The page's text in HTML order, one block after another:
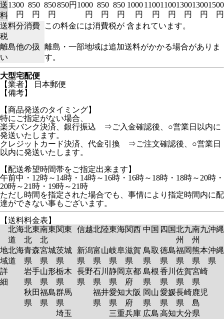
送
料
1300
円
850
円
850
円
850円 1000
円
850
円
850
円
1000
円
1100
円
1100
円
1300
円
1300
円
1500
円
送料分消費
税
この料金には消費税が 含まれています。
離島他の扱
い
離島・一部地域は追加送料がかかる場合がありま
す。
大型宅配便
【業者】 日本郵便
【備考】
【商品発送のタイミング】
特にご指定がない場合、
楽天バンク決済、銀行振込 ⇒ご入金確認後、○営業日以内に
発送いたします。
クレジットカード決済、代金引換 ⇒ご注文確認後、○営業日
以内に発送いたします。
【配送希望時間帯をご指定出来ます】
午前中・12時～14時・14時～16時・16時～18時・18時～20時・
20時～21時・19時～21時
ただし時間を指定された場合でも、事情により指定時間内に配
達ができない事もございます。
【送料料金表】
北海
道
北東
北
南東
北
関東 信越北陸東海関西 中国 四国北九
州
南九
州
沖縄
地
域
詳
細
北海
道
青森
県
岩手
県
秋田
県
宮城
県
山形
県
福島
県
茨城
県
栃木
県
群馬
県
埼玉
新潟
県
長野
県
富山
県
石川
県
福井
県
岐阜
県
静岡
県
愛知
県
三重
滋賀
県
京都
府
大阪
府
兵庫
鳥取
県
島根
県
岡山
県
広島
徳島
県
香川
県
愛媛
県
高知
福岡
県
佐賀
県
長崎
県
大分
熊本
県
宮崎
県
鹿児
島
県
沖縄
県